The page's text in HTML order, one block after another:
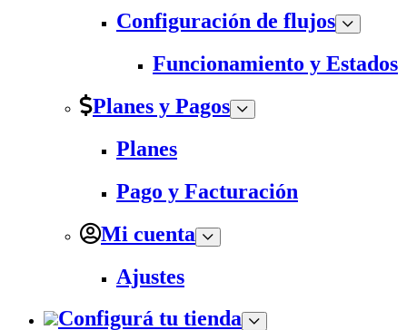
Configuración de flujos
Funcionamiento y Estados
Planes y Pagos
Planes
Pago y Facturación
Mi cuenta
Ajustes
Configurá tu tienda